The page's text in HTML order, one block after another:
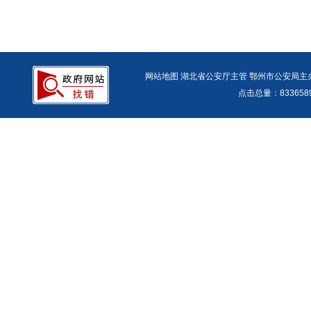
网站地图 湖北省公安厅主管 鄂州市公安局
点击总量：